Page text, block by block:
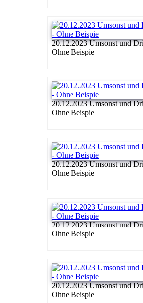
20.12.2023 Umsonst und
Ohne Beispie
20.12.2023 Umsonst und
Ohne Beispie
20.12.2023 Umsonst und
Ohne Beispie
20.12.2023 Umsonst und
Ohne Beispie
20.12.2023 Umsonst und
Ohne Beispie